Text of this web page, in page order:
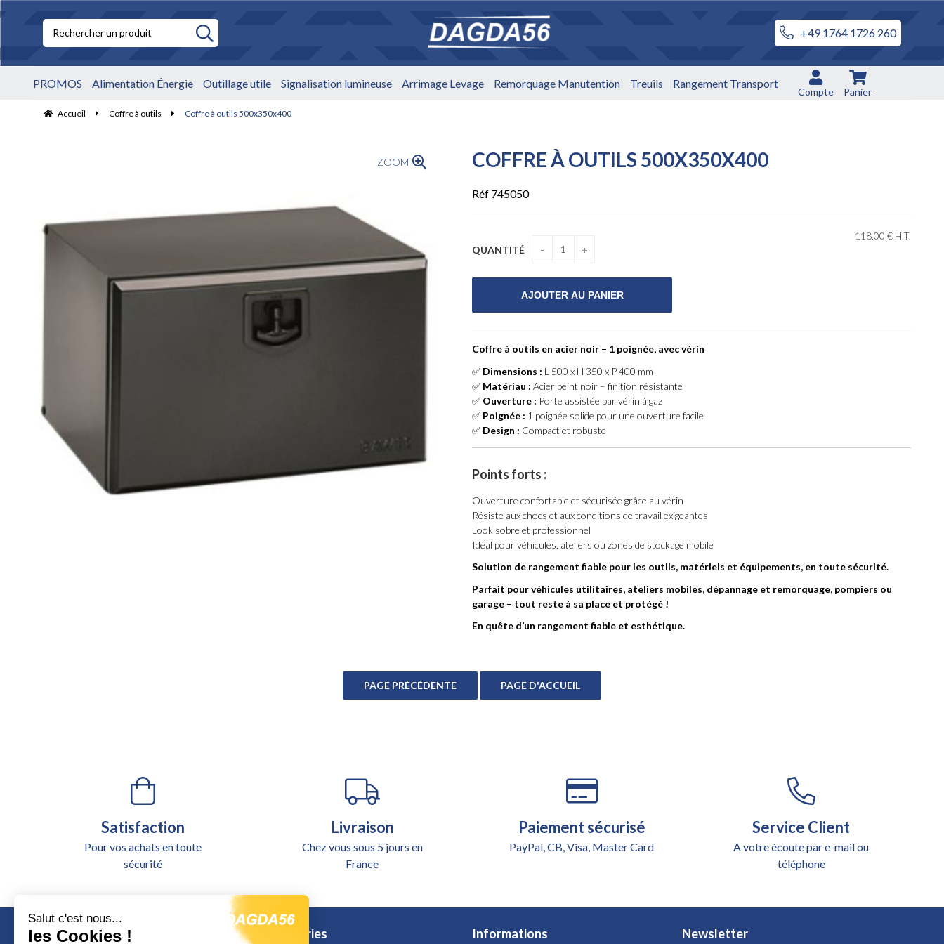
+49 1764 1726 260
PROMOS Alimentation Énergie Outillage utile Signalisation lumineuse Arrimage Levage Remorquage Manutention Treuils Rangement Transport
Compte Panier
Accueil Coffre à outils Coffre à outils 500x350x400
ZOOM COFFRE À OUTILS 500X350X400
Réf 745050
118.00 € H.T.
QUANTITÉ
Coffre à outils en acier noir – 1 poignée, avec vérin
✅ Dimensions : L 500 x H 350 x P 400 mm
✅ Matériau : Acier peint noir – finition résistante
✅ Ouverture : Porte assistée par vérin à gaz
✅ Poignée : 1 poignée solide pour une ouverture facile
✅ Design : Compact et robuste
Points forts :
Ouverture confortable et sécurisée grâce au vérin
Résiste aux chocs et aux conditions de travail exigeantes
Look sobre et professionnel
Idéal pour véhicules, ateliers ou zones de stockage mobile
Solution de rangement fiable pour les outils, matériels et équipements, en toute sécurité.
Parfait pour véhicules utilitaires, ateliers mobiles, dépannage et remorquage, pompiers ou
garage – tout reste à sa place et protégé !
En quête d’un rangement fiable et esthétique.
Satisfaction
Pour vos achats en toute
sécurité
Livraison
Chez vous sous 5 jours en
France
Paiement sécurisé
PayPal, CB, Visa, Master Card
Service Client
A votre écoute par e-mail ou
téléphone
Catégories Informations Newsletter
Salut c'est nous...
les Cookies !